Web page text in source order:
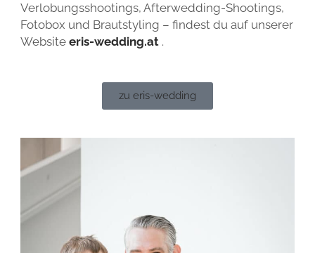
Verlobungsshootings, Afterwedding-Shootings,
Fotobox und Brautstyling – findest du auf unserer
Website eris-wedding.at.
zu eris-wedding